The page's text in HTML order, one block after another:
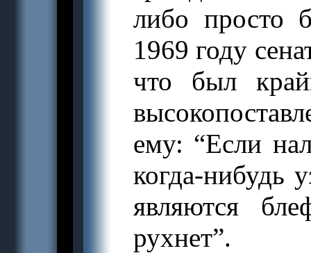
либо просто
1969 году
что был
ему: “Если
когда-нибудь
являются
рухнет”.